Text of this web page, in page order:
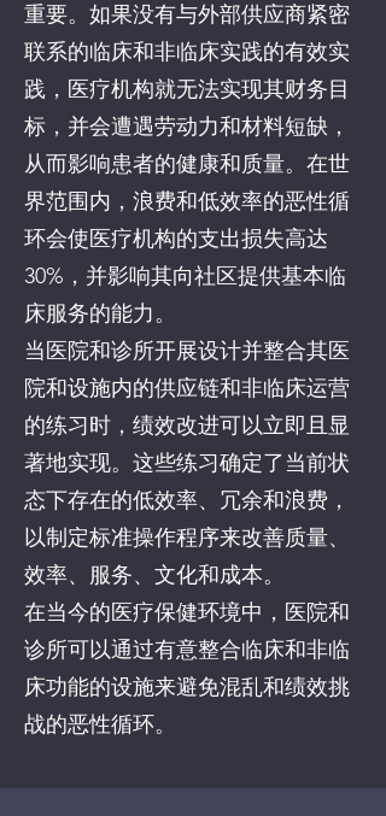
重要。如果没有与外部供应商紧密
联系的临床和非临床实践的有效实
践，医疗机构就无法实现其财务目
标，并会遭遇劳动力和材料短缺，
从而影响患者的健康和质量。在世
界范围内，浪费和低效率的恶性循
环会使医疗机构的支出损失高达
30%，并影响其向社区提供基本临
床服务的能力。
当医院和诊所开展设计并整合其医
院和设施内的供应链和非临床运营
的练习时，绩效改进可以立即且显
著地实现。这些练习确定了当前状
态下存在的低效率、冗余和浪费，
以制定标准操作程序来改善质量、
效率、服务、文化和成本。
在当今的医疗保健环境中，医院和
诊所可以通过有意整合临床和非临
床功能的设施来避免混乱和绩效挑
战的恶性循环。